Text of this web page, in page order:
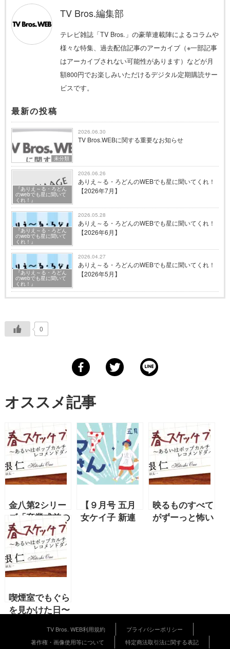
TV Bros.編集部
テレビ雑誌「TV Bros.」の豪華連載陣によるコラムや
様々な特集、過去配信記事のアーカイブ（※一部記事
はアーカイブされない可能性があります）などが月
額800円でお楽しみいただけるデジタル定期購読サー
ビスです。
最新の投稿
未分類
2026.06.30
TV Bros.WEBに関する重要なお知らせ
『ありえ～る・ろどん
のwebでも星に聞いて
くれ！』
2026.06.26
ありえ～る・ろどんのWEBでも星に聞いてくれ！
【2026年7月】
『ありえ～る・ろどん
のwebでも星に聞いて
くれ！』
2026.05.28
ありえ～る・ろどんのWEBでも星に聞いてくれ！
【2026年6月】
『ありえ～る・ろどん
のwebでも星に聞いて
くれ！』
2026.04.27
ありえ～る・ろどんのWEBでも星に聞いてくれ！
【2026年5月】
0
オススメ記事
金八第2シリー
ズ「卒業式前の
暴力」を観直し
たら…【2020
年6月号 大根仁
連載】
【９月号 五月
女ケイ子 新連
映るものすべて
がずーっと怖い
喫煙室でもぐら
を見かけた日〜
プカルチャーレTV Bros. WEB利用規約
プライバシーポリシー
著作権・画像使用等について
特定商法取引法に関する表記